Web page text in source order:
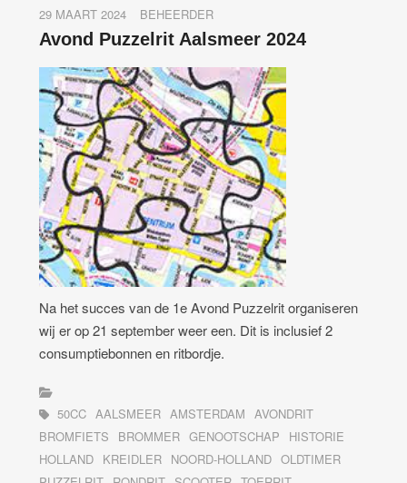
29 MAART 2024 BEHEERDER
Avond Puzzelrit Aalsmeer 2024
Na het succes van de 1e Avond Puzzelrit organiseren
wij er op 21 september weer een. Dit is inclusief 2
consumptiebonnen en ritbordje.
50CC AALSMEER AMSTERDAM
AVONDRIT
BROMFIETS
BROMMER GENOOTSCHAP
HISTORIE
HOLLAND KREIDLER NOORD-HOLLAND OLDTIMER